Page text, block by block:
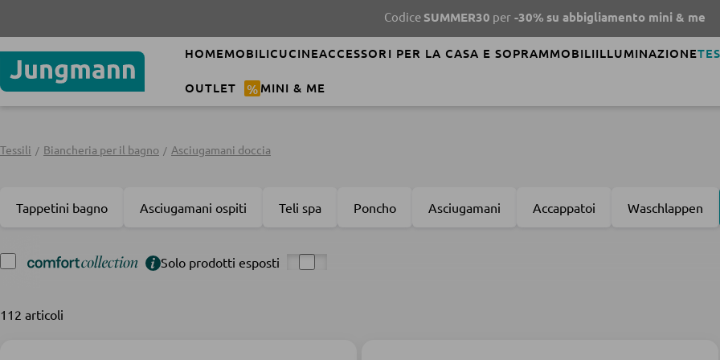
SUMMER30per-30%su abbigliamento mini & me SCOPRI DI PIÙ
HOMEMOBILICUCINEACCESSORI PER LA CASA E SOPRAMMOBILIILLUMINAZIONE
OUTLET % MINI & ME
Tessili Biancheria per il bagno Asciugamani doccia
Tappetini bagno Asciugamani ospiti Teli spa Poncho Asciugamani Accappatoi Waschlappen
Solo prodotti esposti
112 articoli